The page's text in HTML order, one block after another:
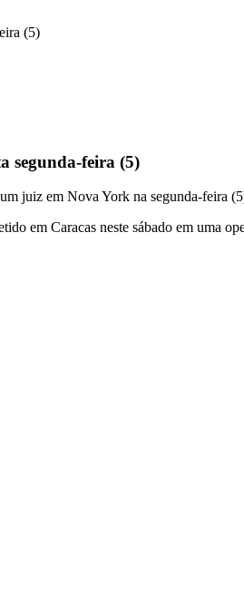
(5)
segunda-feira (5)
juiz em Nova York na segunda-
em Caracas neste sábado em uma